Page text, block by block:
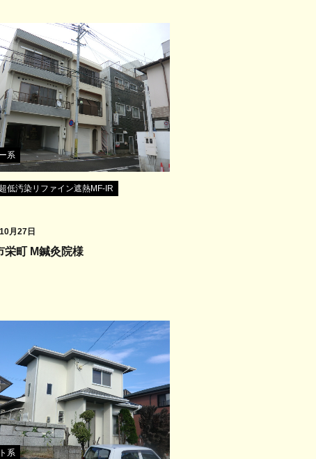
系
低汚染リファイン遮熱MF-IR
月27日
栄町 M鍼灸院様
系